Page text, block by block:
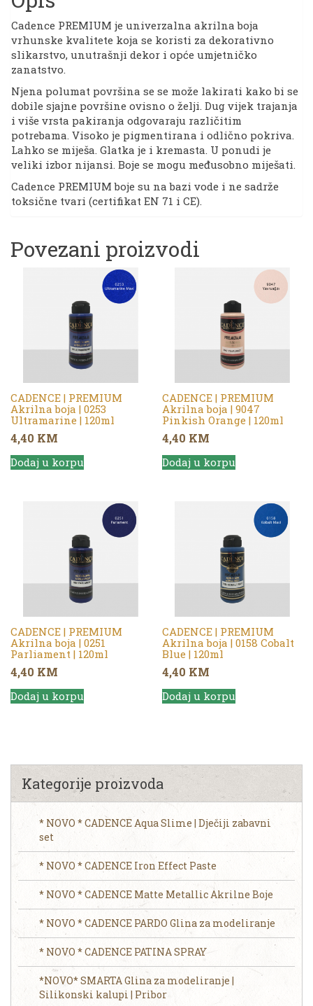
Cadence PREMIUM je univerzalna akrilna boja
vrhunske kvalitete koja se koristi za dekorativno
slikarstvo, unutrašnji dekor i opće umjetničko
zanatstvo.
Njena polumat površina se se može lakirati kako bi se
dobile sjajne površine ovisno o želji. Dug vijek trajanja
i više vrsta pakiranja odgovaraju različitim
potrebama. Visoko je pigmentirana i odlično pokriva.
Lahko se miješa. Glatka je i kremasta. U ponudi je
veliki izbor nijansi. Boje se mogu međusobno miješati.
Cadence PREMIUM boje su na bazi vode i ne sadrže
toksične tvari (certifikat EN 71 i CE).
Povezani proizvodi
CADENCE | PREMIUM
Akrilna boja | 0253
Ultramarine | 120ml
4,40 KM
Dodaj u korpu
CADENCE | PREMIUM
Akrilna boja | 9047
Pinkish Orange | 120ml
4,40 KM
Dodaj u korpu
CADENCE | PREMIUM
Akrilna boja | 0251
Parliament | 120ml
4,40 KM
Dodaj u korpu
CADENCE | PREMIUM
Akrilna boja | 0158 Cobalt
Blue | 120ml
4,40 KM
Dodaj u korpu
Kategorije proizvoda
* NOVO * CADENCE Aqua Slime | Dječiji zabavni
set
* NOVO * CADENCE Iron Effect Paste
* NOVO * CADENCE Matte Metallic Akrilne Boje
* NOVO * CADENCE PARDO Glina za modeliranje
* NOVO * CADENCE PATINA SPRAY
*NOVO* SMARTA Glina za modeliranje |
Silikonski kalupi | Pribor